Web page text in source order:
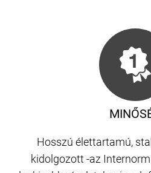
Hosszú élettartamú,
kidolgozott -az